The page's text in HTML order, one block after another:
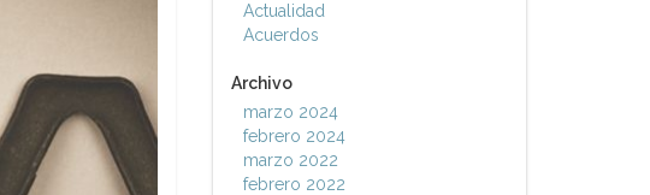
Actualidad
Acuerdos
Archivo
marzo 2024
febrero 2024
marzo 2022
febrero 2022